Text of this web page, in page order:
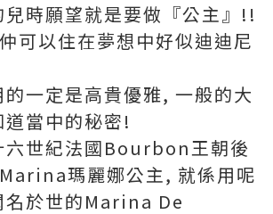
時願望就是要做『公主』!!
可以住在夢想中好似迪迪尼
一定是高貴優雅, 一般的大
當中的秘密!
六世紀法國Bourbon王朝後
瑪麗娜公主, 就係用呢
名於世的Marina De